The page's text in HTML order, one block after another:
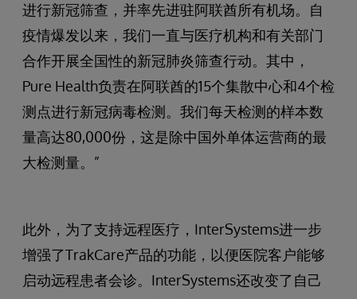
进行新冠筛查，并率先进驻阿联酋所有机场。自
疫情爆发以来，我们一直与医疗机构和有关部门
合作开展全国性的新冠肺炎筛查行动。其中，
Pure Health负责在阿联酋的15个集散中心和4个检
测点进行新冠病毒检测。我们每天检测的样本数
量高达80,000份，这是除中国外单体运营商的最
大检测量。”
此外，为了支持远程医疗，InterSystems进一步
增强了TrakCare产品的功能，以便医院客户能够
启动远程患者会诊。InterSystems还改变了自己